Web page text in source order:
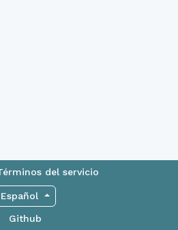
del servicio
Español
Github